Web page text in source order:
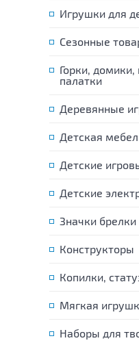
Игрушки для
Сезонные
Горки, домики,
палатки
Деревянные
Детская
Детские
Детские
Значки
Конструкторы
Копилки,
Мягкая
Наборы для
1 890 р.
В КОРЗИНУ